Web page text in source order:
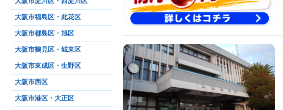
大阪市福島区・此花区
大阪市都島区・旭区
大阪市鶴見区・城東区
大阪市東成区・生野区
大阪市西区
大阪市港区・大正区